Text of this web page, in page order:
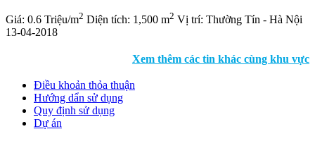
Giá: 0.6 Triệu/m2 Diện tích: 1,500 m2 Vị trí: Thường Tín - Hà Nội
13-04-2018
Xem thêm các tin khác cùng khu vực
Điều khoản thỏa thuận
Hướng dẩn sử dụng
Quy định sử dụng
Dự án